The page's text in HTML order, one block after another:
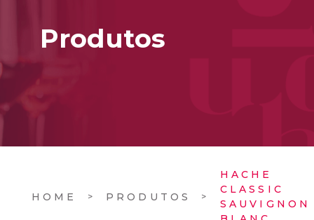
Produtos
HOME PRODUTOS
HACHE
CLASSIC
SAUVIGNON